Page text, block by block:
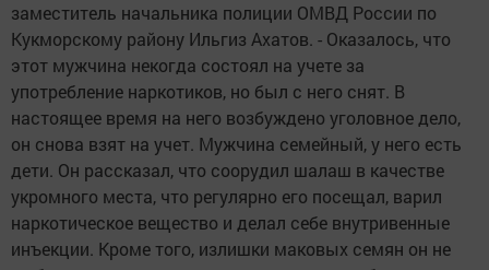
заместитель начальника полиции ОМВД России по
Кукморскому району Ильгиз Ахатов. - Оказалось, что
этот мужчина некогда состоял на учете за
употребление наркотиков, но был с него снят. В
настоящее время на него возбуждено уголовное дело,
он снова взят на учет. Мужчина семейный, у него есть
дети. Он рассказал, что соорудил шалаш в качестве
укромного места, что регулярно его посещал, варил
наркотическое вещество и делал себе внутривенные
инъекции. Кроме того, излишки маковых семян он не